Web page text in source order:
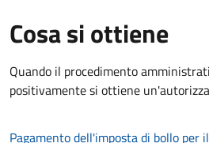
Cosa si ottiene
Quando il procedimento
positivamente si ottiene
Pagamento dell'imposta di bollo per